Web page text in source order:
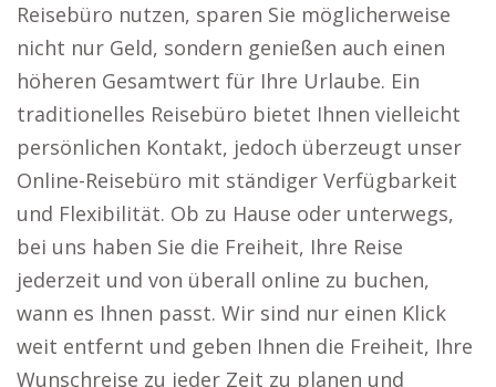
Reisebüro nutzen, sparen Sie möglicherweise
nicht nur Geld, sondern genießen auch einen
höheren Gesamtwert für Ihre Urlaube. Ein
traditionelles Reisebüro bietet Ihnen vielleicht
persönlichen Kontakt, jedoch überzeugt unser
Online-Reisebüro mit ständiger Verfügbarkeit
und Flexibilität. Ob zu Hause oder unterwegs,
bei uns haben Sie die Freiheit, Ihre Reise
jederzeit und von überall online zu buchen,
wann es Ihnen passt. Wir sind nur einen Klick
weit entfernt und geben Ihnen die Freiheit, Ihre
Wunschreise zu jeder Zeit zu planen und